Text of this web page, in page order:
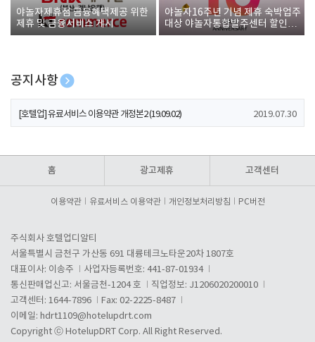
야놀자제휴점 금융혜택제공 위한
제휴 및 금융서비스 게시
야놀자16주년 기념 제휴 숙박업주
대상 야놀자통합발주센터 할인쿠
폰 증정
공지사항
[호텔업] 개인정보 처리방침 개정본1 (19.09.02)
[호텔업] 유료서비스 이용약관 개정본2 (19.09.02) 2019.07.30
홈 광고제휴 고객센터
이용약관 유료서비스 이용약관 개인정보처리방침 PC버전
주식회사 호텔업디알티
서울특별시 금천구 가산동 691 대륭테크노타운20차 1807호
대표이사: 이송주
사업자등록번호: 441-87-01934
통신판매업신고: 서울금천-1204 호
직업정보: J1206020200010
고객센터: 1644-7896
Fax: 02-2225-8487
이메일: hdrt1109@hotelupdrt.com
Copyright ⓒ HotelupDRT Corp. All Right Reserved.